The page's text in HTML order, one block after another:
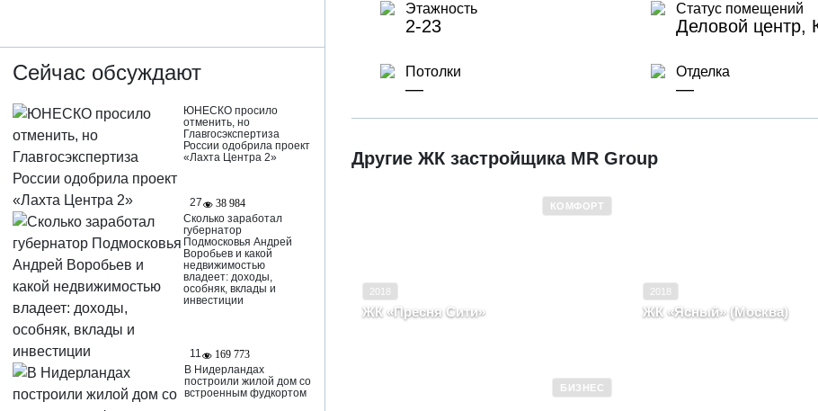
Сейчас обсуждают
ЮНЕСКО просило
отменить, но
Главгосэкспертиза
России одобрила проект
«Лахта Центра 2»
27
38 984
Сколько заработал
губернатор
Подмосковья Андрей
Воробьев и какой
недвижимостью
владеет: доходы,
особняк, вклады и
инвестиции
11
169 773
В Нидерландах
построили жилой дом со
встроенным фудкортом
Этажность
2-23
Статус помещений
Деловой центр,
Потолки
—
Отделка
—
Другие ЖК застройщика MR Group
КОМФОРТ
2018
ЖК «Пресня Сити»
2018
ЖК «Ясный» (Москва)
БИЗНЕС